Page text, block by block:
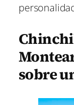
sobre